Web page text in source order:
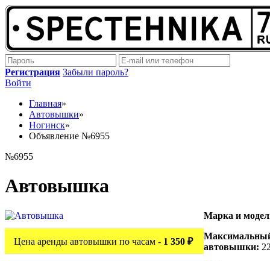
Регистрация Забыли пароль?
Войти
Главная»
Автовышки»
Ногинск»
Объявление №6955
№6955
Автовышка
Цена аренды автовышки по часам - 1 350 ₽
Марка и
автовышки: